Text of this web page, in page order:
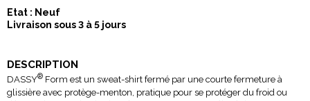
Etat : Neuf
Livraison sous 3 à 5 jours
DESCRIPTION
DASSY® Form est un sweat-shirt fermé par une courte fermeture à
glissière avec protège-menton, pratique pour se protéger du froid ou